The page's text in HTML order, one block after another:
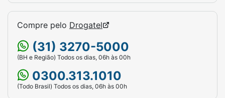
Compre pelo Drogatel
(31) 3270-5000
(BH e Região) Todos os dias, 06h às 00h
0300.313.1010
(Todo Brasil) Todos os dias, 06h às 00h